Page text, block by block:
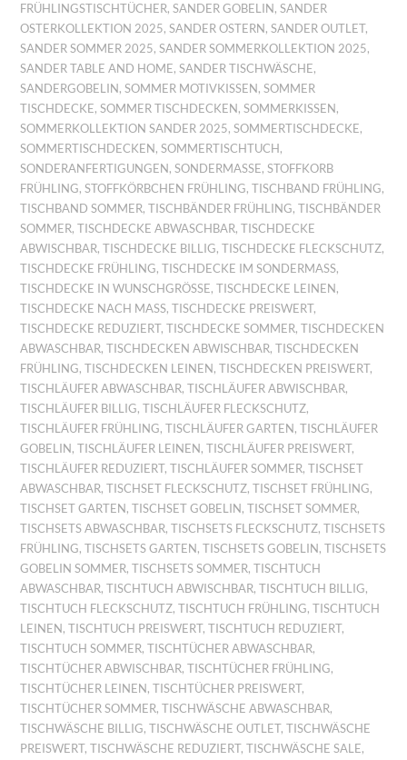
FRÜHLINGSTISCHTÜCHER,SANDER GOBELIN ,SANDER
OSTERKOLLEKTION 2025,SANDER OSTERN ,SANDER OUTLET,
SANDER SOMMER 2025,SANDER SOMMERKOLLEKTION 2025,
SANDER TABLE AND HOME,SANDER TISCHWÄSCHE,
SANDERGOBELIN ,SOMMER MOTIVKISSEN ,SOMMER
TISCHDECKE,SOMMER TISCHDECKEN ,SOMMERKISSEN ,
SOMMERKOLLEKTION SANDER 2025,SOMMERTISCHDECKE,
SOMMERTISCHDECKEN ,SOMMERTISCHTUCH ,
SONDERANFERTIGUNGEN ,SONDERMASSE ,STOFFKORB
FRÜHLING,STOFFKÖRBCHEN FRÜHLING,TISCHBAND FRÜHLING,
TISCHBAND SOMMER,TISCHBÄNDER FRÜHLING,TISCHBÄNDER
SOMMER,TISCHDECKE ABWASCHBAR,TISCHDECKE
ABWISCHBAR,TISCHDECKE BILLIG,TISCHDECKE FLECKSCHUTZ,
TISCHDECKE FRÜHLING,TISCHDECKE IM SONDERMASS ,
TISCHDECKE IN WUNSCHGRÖSSE ,TISCHDECKE LEINEN ,
TISCHDECKE NACH MASS ,TISCHDECKE PREISWERT,
TISCHDECKE REDUZIERT,TISCHDECKE SOMMER,TISCHDECKEN
ABWASCHBAR,TISCHDECKEN ABWISCHBAR,TISCHDECKEN
FRÜHLING,TISCHDECKEN LEINEN ,TISCHDECKEN PREISWERT,
TISCHLÄUFER ABWASCHBAR,TISCHLÄUFER ABWISCHBAR,
TISCHLÄUFER BILLIG,TISCHLÄUFER FLECKSCHUTZ,
TISCHLÄUFER FRÜHLING,TISCHLÄUFER GARTEN ,TISCHLÄUFER
GOBELIN ,TISCHLÄUFER LEINEN ,TISCHLÄUFER PREISWERT,
TISCHLÄUFER REDUZIERT,TISCHLÄUFER SOMMER,TISCHSET
ABWASCHBAR,TISCHSET FLECKSCHUTZ,TISCHSET FRÜHLING,
TISCHSET GARTEN ,TISCHSET GOBELIN ,TISCHSET SOMMER,
TISCHSETS ABWASCHBAR,TISCHSETS FLECKSCHUTZ,TISCHSETS
FRÜHLING,TISCHSETS GARTEN ,TISCHSETS GOBELIN ,TISCHSETS
GOBELIN SOMMER,TISCHSETS SOMMER,TISCHTUCH
ABWASCHBAR,TISCHTUCH ABWISCHBAR,TISCHTUCH BILLIG,
TISCHTUCH FLECKSCHUTZ,TISCHTUCH FRÜHLING,TISCHTUCH
LEINEN ,TISCHTUCH PREISWERT,TISCHTUCH REDUZIERT,
TISCHTUCH SOMMER,TISCHTÜCHER ABWASCHBAR,
TISCHTÜCHER ABWISCHBAR,TISCHTÜCHER FRÜHLING,
TISCHTÜCHER LEINEN ,TISCHTÜCHER PREISWERT,
TISCHTÜCHER SOMMER,TISCHWÄSCHE ABWASCHBAR,
TISCHWÄSCHE BILLIG,TISCHWÄSCHE OUTLET,TISCHWÄSCHE
PREISWERT,TISCHWÄSCHE REDUZIERT,TISCHWÄSCHE SALE,